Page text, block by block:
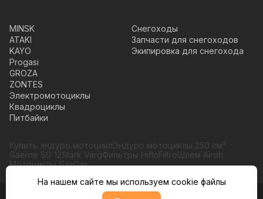
MINSK
ATAKI
KAYO
Progasi
GROZA
ZONTES
Электромотоциклы
Квадроциклы
Питбайки
Снегоходы
Запчасти для снегоходов
Экипировка для снегохода
Купить эндуро мотоциклЭндуро мотоциклы 250 см³
Gaerne SG 12Stark VargФильтры HifloFiltroШлем Airoh
Мотоциклы GasGas
На нашем сайте мы используем cookie файлы